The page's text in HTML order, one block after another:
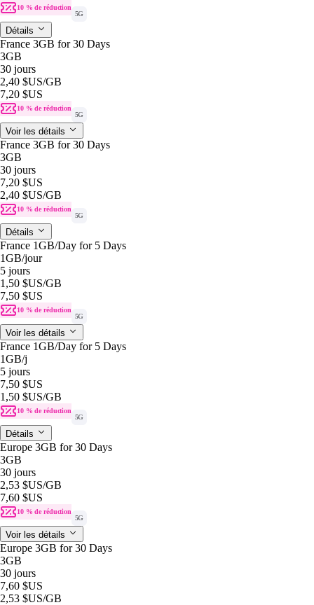
10 % de réduction
5G
Détails
France 3GB for 30 Days
3GB
30 jours
2,40 $US/GB
7,20 $US
10 % de réduction
5G
Voir les détails
France 3GB for 30 Days
3GB
30 jours
7,20 $US
2,40 $US/GB
10 % de réduction
5G
Détails
France 1GB/Day for 5 Days
1GB/jour
5 jours
1,50 $US/GB
7,50 $US
10 % de réduction
5G
Voir les détails
France 1GB/Day for 5 Days
1GB/j
5 jours
7,50 $US
1,50 $US/GB
10 % de réduction
5G
Détails
Europe 3GB for 30 Days
3GB
30 jours
2,53 $US/GB
7,60 $US
10 % de réduction
5G
Voir les détails
Europe 3GB for 30 Days
3GB
30 jours
7,60 $US
2,53 $US/GB